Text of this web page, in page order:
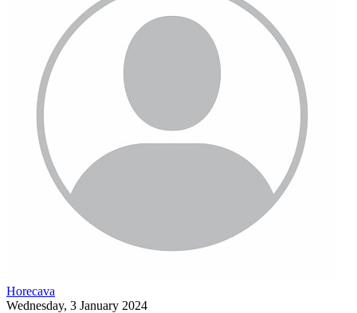
Horecava
Wednesday, 3 January 2024